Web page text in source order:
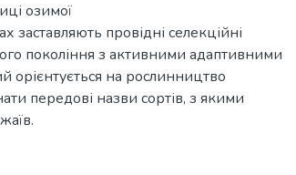
озимої
заставляють провідні селекційні
покоління з активними адаптивними
орієнтується на рослинництво
передові назви сортів, з якими